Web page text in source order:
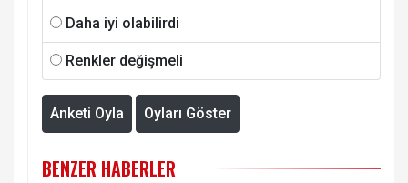
Daha iyi olabilirdi
Renkler değişmeli
Anketi Oyla Oyları Göster
BENZER HABERLER